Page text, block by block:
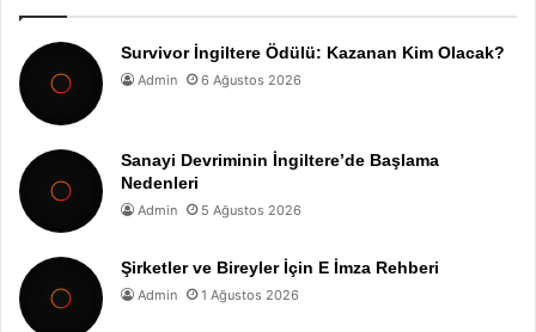
Survivor İngiltere Ödülü: Kazanan Kim Olacak?
Admin 6 Ağustos 2026
Sanayi Devriminin İngiltere’de Başlama
Nedenleri
Admin 5 Ağustos 2026
Şirketler ve Bireyler İçin E İmza Rehberi
Admin 1 Ağustos 2026